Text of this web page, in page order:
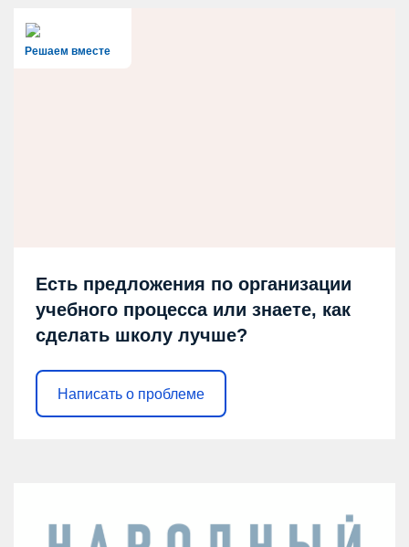
Решаем вместе
Есть предложения по организации
учебного процесса или знаете, как
сделать школу лучше?
Написать о проблеме